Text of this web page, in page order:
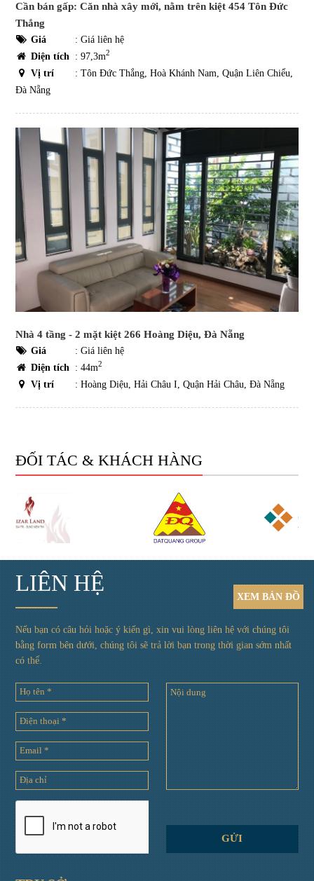
Cần bán gấp: Căn nhà xây mới, nằm trên kiệt 454 Tôn Đức
Thắng
Giá : Giá liên hệ
Diện tích : 97,3m2
Vị trí
: Tôn Đức Thắng, Hoà Khánh Nam, Quận Liên Chiểu,
Đà Nẵng
Nhà 4 tầng - 2 mặt kiệt 266 Hoàng Diệu, Đà Nẵng
Giá : Giá liên hệ
Diện tích
: 44m2
Vị trí : Hoàng Diệu, Hải Châu I, Quận Hải Châu, Đà Nẵng
ĐỐI TÁC & KHÁCH HÀNG
XEM BẢN ĐỒ
LIÊN HỆ
Nếu bạn có câu hỏi hoặc ý kiến gì, xin vui lòng liên hệ với chúng tôi
bằng form bên dưới, chúng tôi sẽ trả lời bạn trong thời gian sớm nhất
có thể.